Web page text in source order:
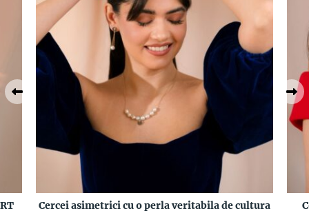
Cercei asimetrici cu o perla veritabila de cultura